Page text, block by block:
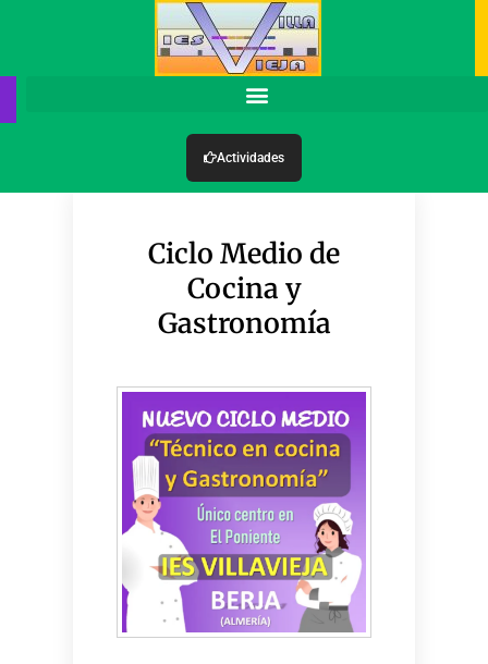
Actividades
Ciclo Medio de
Cocina y
Gastronomía